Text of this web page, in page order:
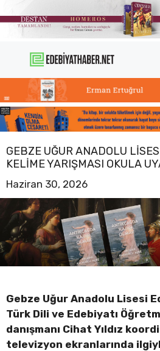
atla
GEBZE UĞUR ANADOLU
KELIME YARIŞMASI OKULA
Haziran 30, 2026
Gebze Uğur Anadolu Lisesi
Türk Dili ve Edebiyatı
danışmanı Cihat Yıldız
televizyon ekranlarında